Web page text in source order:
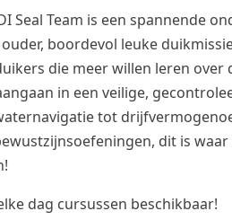
Seal Team is een spannende
boordevol leuke
die meer willen leren
in een veilige,
tot
dit is
dag cursussen beschikbaar!